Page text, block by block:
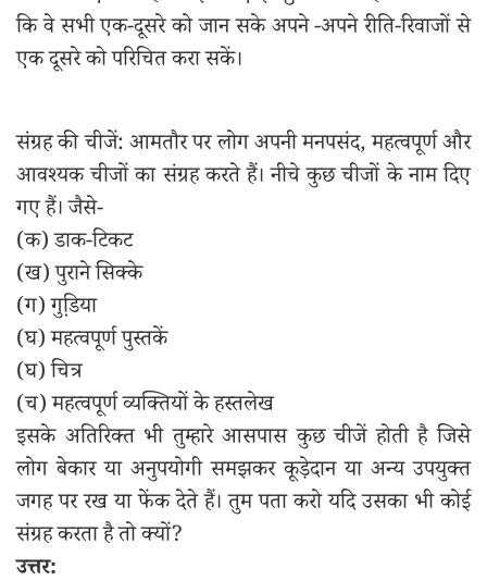
कि वे सभी एक-दूसरे को जान सके अपने -अपने रीति-रिवाजों से
एक दूसरे को परिचित करा सकें।
संग्रह की चीजें: आमतौर पर लोग अपनी मनपसंद, महत्वपूर्ण और
आवश्यक चीजों का संग्रह करते हैं। नीचे कुछ चीजों के नाम दिए
गए हैं। जैसे-
(क) डाक-टिकट
(ख) पुराने सिक्के
(ग) गुडि़या
(घ) महत्वपूर्ण पुस्तकें
(घ) चित्र
(च) महत्वपूर्ण व्यक्तियों के हस्तलेख
इसके अतिरिक्त भी तुम्हारे आसपास कुछ चीजें होती है जिसे
लोग बेकार या अनुपयोगी समझकर कूड़ेदान या अन्य उपयुक्त
जगह पर रख या फेंक देते हैं। तुम पता करो यदि उसका भी कोई
संग्रह करता है तो क्यों?
उत्तर: